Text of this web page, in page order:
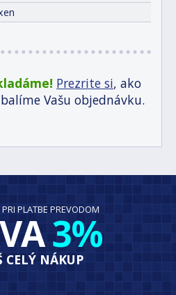
Prezrite si, ako
Vašu objednávku.
PLATBE PREVODOM
3%
CELÝ NÁKUP